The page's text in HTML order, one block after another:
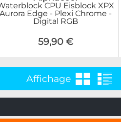
CPU Eisblock XPX
Aurora Edge - Plexi Chrome -
Digital RGB
59,90 €
Affichage